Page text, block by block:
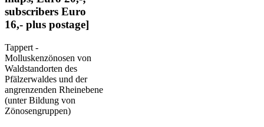
subscribers Euro
16,- plus postage]
Tappert -
Molluskenzönosen von
Waldstandorten des
Pfälzerwaldes und der
angrenzenden Rheinebene
(unter Bildung von
Zönosengruppen)